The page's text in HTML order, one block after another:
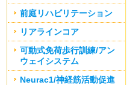
前庭リハビリテーション
リアラインコア
可動式免荷歩行訓練/アン
ウェイシステム
Neurac1/神経筋活動促進